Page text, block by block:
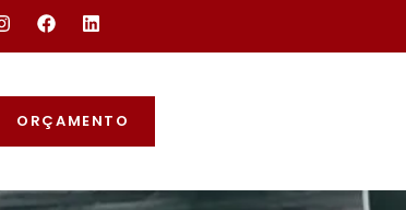
ORÇAMENTO